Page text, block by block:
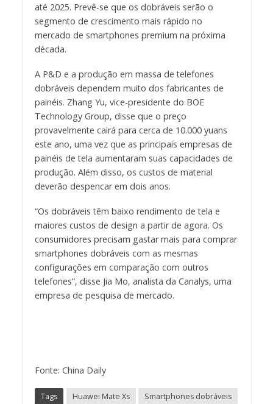
até 2025. Prevê-se que os dobráveis ​​serão o
segmento de crescimento mais rápido no
mercado de smartphones premium na próxima
década.
A P&D e a produção em massa de telefones
dobráveis ​​dependem muito dos fabricantes de
painéis. Zhang Yu, vice-presidente do BOE
Technology Group, disse que o preço
provavelmente cairá para cerca de 10.000 yuans
este ano, uma vez que as principais empresas de
painéis de tela aumentaram suas capacidades de
produção. Além disso, os custos de material
deverão despencar em dois anos.
“Os dobráveis ​​têm baixo rendimento de tela e
maiores custos de design a partir de agora. Os
consumidores precisam gastar mais para comprar
smartphones dobráveis ​​com as mesmas
configurações em comparação com outros
telefones”, disse Jia Mo, analista da Canalys, uma
empresa de pesquisa de mercado.
Fonte: China Daily
Tags Huawei Mate Xs
Smartphones dobráveis